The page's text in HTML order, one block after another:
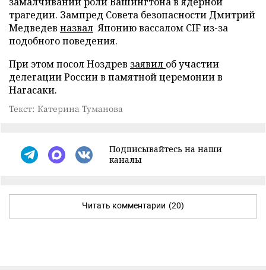
трагедии. Зампред Совета безопасности Дмитрий
Медведев назвал Японию вассалом CIF из-за
подобного поведения.
При этом посол Ноздрев заявил об участии
делегации России в памятной церемонии в
Нагасаки.
Текст: Катерина Туманова
Подписывайтесь на наши
каналы
Читать комментарии (20)